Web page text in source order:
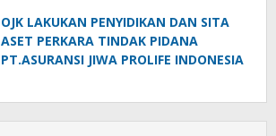
OJK LAKUKAN PENYIDIKAN DAN SITA
ASET PERKARA TINDAK PIDANA
PT.ASURANSI JIWA PROLIFE INDONESIA